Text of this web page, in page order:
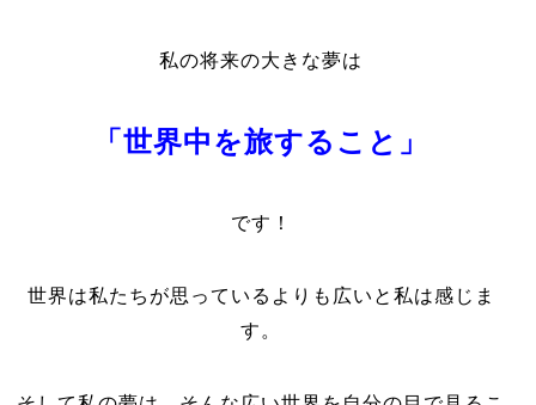
私の将来の大きな夢は
「世界中を旅すること」
です！
世界は私たちが思っているよりも広いと私は感じま
す。